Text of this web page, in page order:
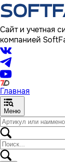
Сайт и учетная
компанией
Главная
Меню